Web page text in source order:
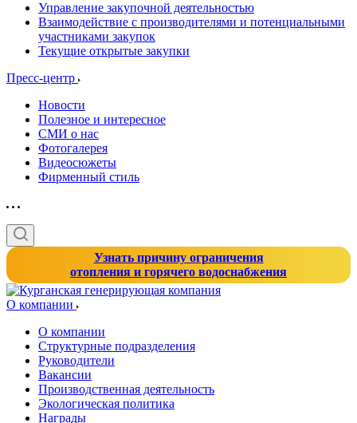
Управление закупочной деятельностью
Взаимодействие с производителями и потенциальными
участниками закупок
Текущие открытые закупки
Пресс-центр
Новости
Полезное и интересное
СМИ о нас
Фотогалерея
Видеосюжеты
Фирменный стиль
Узнать причину ограничения
отопления и горячего водоснабжения
О компании
О компании
Структурные подразделения
Руководители
Вакансии
Производственная деятельность
Экологическая политика
Награды